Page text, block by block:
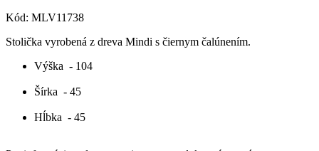
Kód: MLV11738
Stolička vyrobená z dreva Mindi s čiernym čalúnením.
Výška - 104
Šírka - 45
Hĺbka - 45